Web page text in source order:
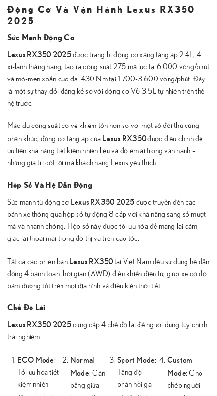
Động Cơ Và Vận Hành Lexus RX350
2025
Sức Mạnh Động Cơ
Lexus RX350 2025được trang bị động cơ xăng tăng áp 2.4L, 4
xi-lanh thẳng hàng, tạo ra công suất 275 mã lực tại 6.000 vòng/phút
và mô-men xoắn cực đại 430 Nm tại 1.700-3.600 vòng/phút. Đây
là một sự thay đổi đáng kể so với động cơ V6 3.5L tự nhiên trên thế
hệ trước.
Mặc dù công suất có vẻ khiêm tốn hơn so với một số đối thủ cùng
phân khúc, động cơ tăng áp của Lexus RX350được điều chỉnh để
ưu tiên khả năng tiết kiệm nhiên liệu và độ êm ái trong vận hành –
những giá trị cốt lõi mà khách hàng Lexus yêu thích.
Hộp Số Và Hệ Dẫn Động
Sức mạnh từ động cơ Lexus RX350 2025 được truyền đến các
bánh xe thông qua hộp số tự động 8 cấp với khả năng sang số mượt
mà và nhanh chóng. Hộp số này được tối ưu hóa để mang lại cảm
giác lái thoải mái trong đô thị và trên cao tốc.
Tất cả các phiên bản Lexus RX350tại Việt Nam đều sử dụng hệ dẫn
động 4 bánh toàn thời gian (AWD) điều khiển điện tử, giúp xe có độ
bám đường tốt trên mọi địa hình và điều kiện thời tiết.
Chế Độ Lái
Lexus RX350 2025cung cấp 4 chế độ lái để người dùng tùy chỉnh
trải nghiệm:
ECO Mode:
Tối ưu hóa tiết
kiệm nhiên
Normal
Mode: Cân
bằng giữa
Sport Mode:
Tăng độ
phản hồi ga
Custom
Mode: Cho
phép người